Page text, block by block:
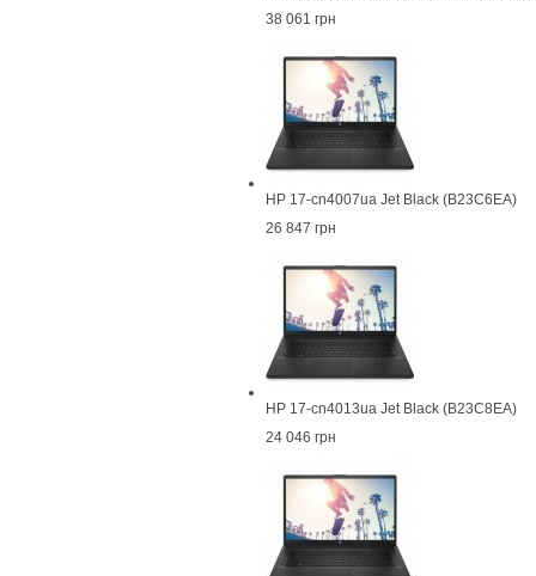
38 061 грн
HP 17-cn4007ua Jet Black (B23C6EA)
26 847 грн
HP 17-cn4013ua Jet Black (B23C8EA)
24 046 грн